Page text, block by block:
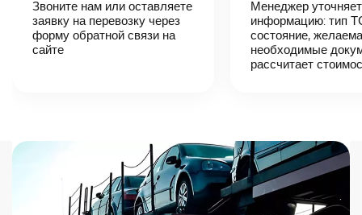
свяжется с
вами,
согласует
детали
автоперевозки,
Звоните нам или оставляете
заявку на перевозку через
форму обратной связи на
сайте
Менеджер уточняет
информацию: тип
состояние,
необходимые
рассчитает